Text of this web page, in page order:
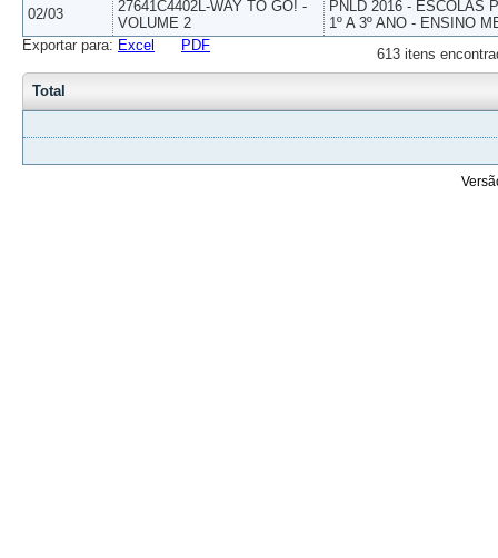
02/03
27641C4402L-WAY TO GO! -
VOLUME 2
PNLD 2016 - ESCOLAS
1º A 3º ANO - ENSINO
613 itens
Exportar para: Excel PDF
Total